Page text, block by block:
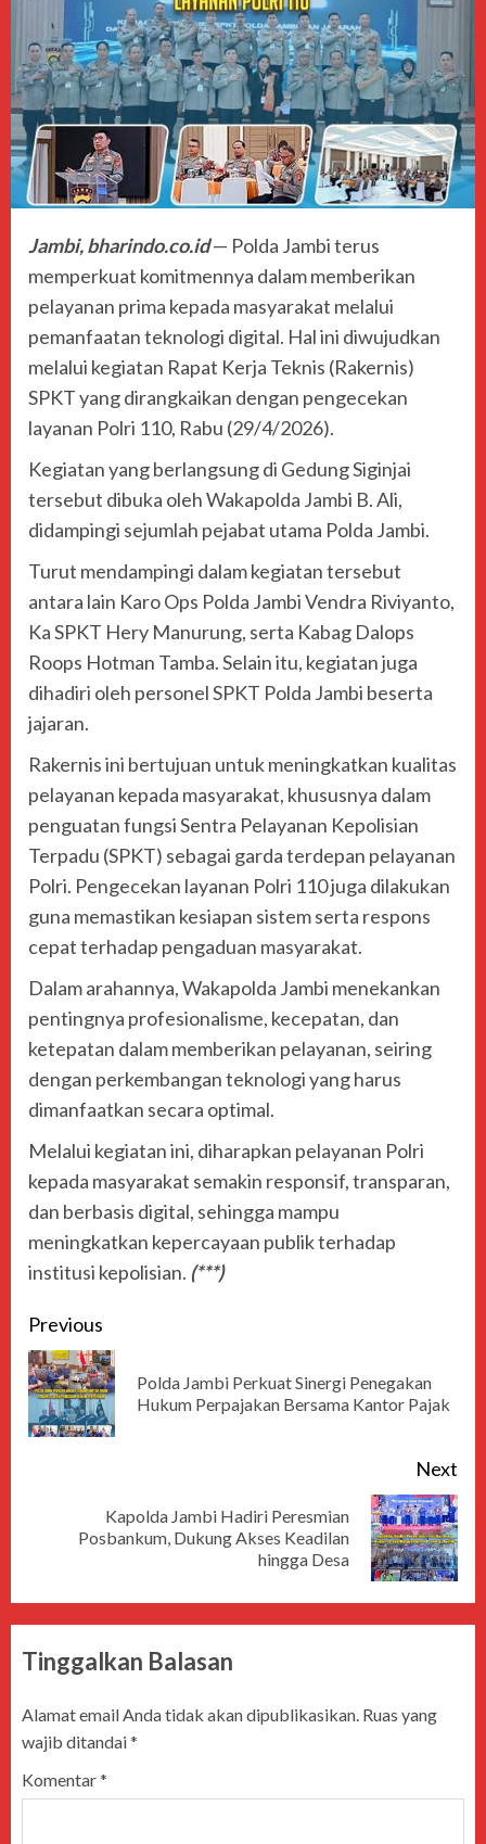
Jambi, bharindo.co.id— Polda Jambi terus
memperkuat komitmennya dalam memberikan
pelayanan prima kepada masyarakat melalui
pemanfaatan teknologi digital. Hal ini diwujudkan
melalui kegiatan Rapat Kerja Teknis (Rakernis)
SPKT yang dirangkaikan dengan pengecekan
layanan Polri 110, Rabu (29/4/2026).
Kegiatan yang berlangsung di Gedung Siginjai
tersebut dibuka oleh Wakapolda Jambi B. Ali,
didampingi sejumlah pejabat utama Polda Jambi.
Turut mendampingi dalam kegiatan tersebut
antara lain Karo Ops Polda JambiVendra Riviyanto,
Ka SPKT Hery Manurung, serta Kabag Dalops
Roops Hotman Tamba. Selain itu, kegiatan juga
dihadiri oleh personel SPKT Polda Jambi beserta
jajaran.
Rakernis ini bertujuan untuk meningkatkan kualitas
pelayanan kepada masyarakat, khususnya dalam
penguatan fungsi Sentra Pelayanan Kepolisian
Terpadu (SPKT) sebagai garda terdepan pelayanan
Polri. Pengecekan layanan Polri 110 juga dilakukan
guna memastikan kesiapan sistem serta respons
cepat terhadap pengaduan masyarakat.
Dalam arahannya, Wakapolda Jambi menekankan
pentingnya profesionalisme, kecepatan, dan
ketepatan dalam memberikan pelayanan, seiring
dengan perkembangan teknologi yang harus
dimanfaatkan secara optimal.
Melalui kegiatan ini, diharapkan pelayanan Polri
kepada masyarakat semakin responsif, transparan,
dan berbasis digital, sehingga mampu
meningkatkan kepercayaan publik terhadap
institusi kepolisian. (***)
Previous
Polda Jambi Perkuat Sinergi Penegakan
Hukum Perpajakan Bersama Kantor Pajak
Next
Kapolda Jambi Hadiri Peresmian
Posbankum, Dukung Akses Keadilan
hingga Desa
Tinggalkan Balasan
Alamat email Anda tidak akan dipublikasikan. Ruas yang
wajib ditandai*
Komentar*